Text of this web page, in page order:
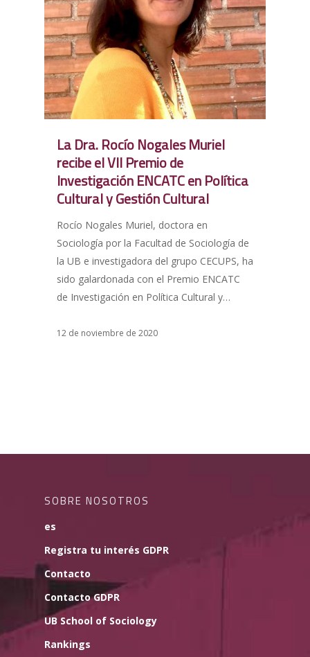
La Dra. Rocío Nogales Muriel
recibe el VII Premio de
Investigación ENCATC en Política
Cultural y Gestión Cultural
Rocío Nogales Muriel, doctora en
Sociología por la Facultad de Sociología de
la UB e investigadora del grupo CECUPS, ha
sido galardonada con el Premio ENCATC
de Investigación en Política Cultural y…
12 de noviembre de 2020
SOBRE NOSOTROS
es
Registra tu interés GDPR
Contacto
Contacto GDPR
UB School of Sociology
Rankings